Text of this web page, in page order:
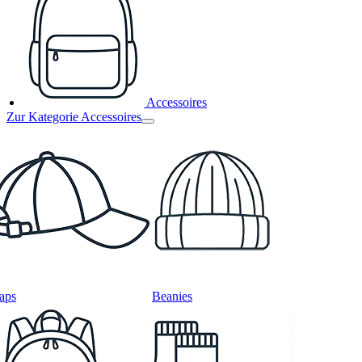
Accessoires
Zur Kategorie Accessoires
Beanies